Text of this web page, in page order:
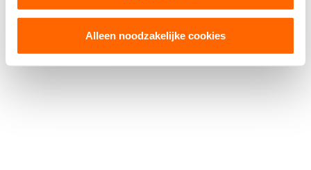
Alleen noodzakelijke cookies
© 2026 Kruikenstad. Product van2manydots
Colofon Cookies Disclaimer Privacy